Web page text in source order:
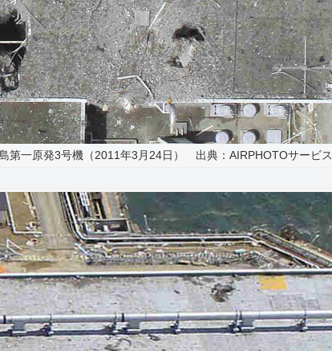
第一原発3号機（2011年3月24日） 出典：AIRPHOTOサービス